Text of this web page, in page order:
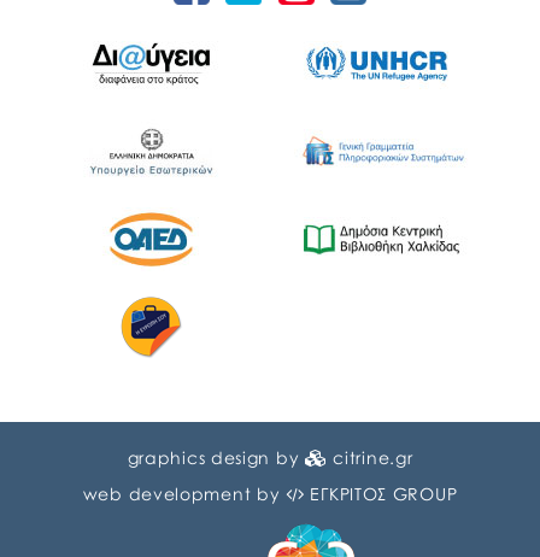
graphics design by
citrine.gr
web development by
ΕΓΚΡΙΤΟΣ GROUP